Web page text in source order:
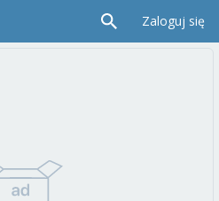
Zaloguj się